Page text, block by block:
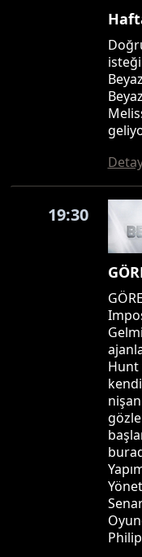
19:30
Hunt